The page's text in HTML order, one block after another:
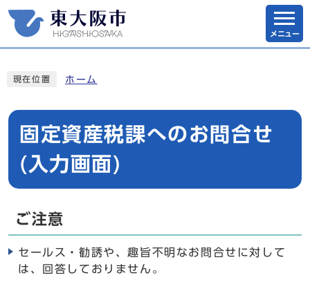
メニュー
現在位置 ホーム
固定資産税課へのお問合せ
(入力画面)
ご注意
セールス・勧誘や、趣旨不明なお問合せに対して
は、回答しておりません。